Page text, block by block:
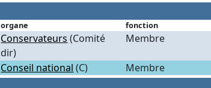
organe fonction
Conservateurs (Comité
dir)
Membre
Conseil national (C) Membre